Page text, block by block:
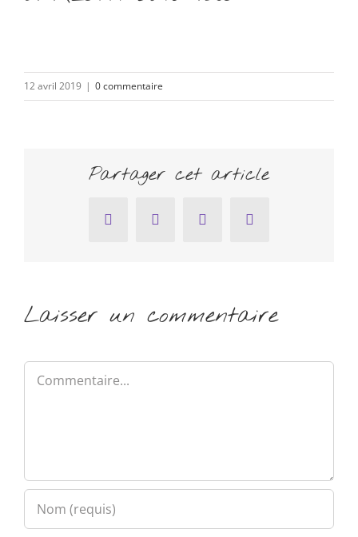
12 avril 2019 | 0 commentaire
Partager cet article
FacebookTwitter PinterestEmail
Laisser un commentaire
Commentaire